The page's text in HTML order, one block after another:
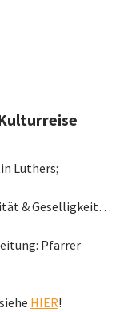
Luthers;
& Geselligkeit…
Pfarrer
HIER!